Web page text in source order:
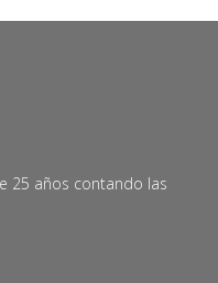
25 años contando las